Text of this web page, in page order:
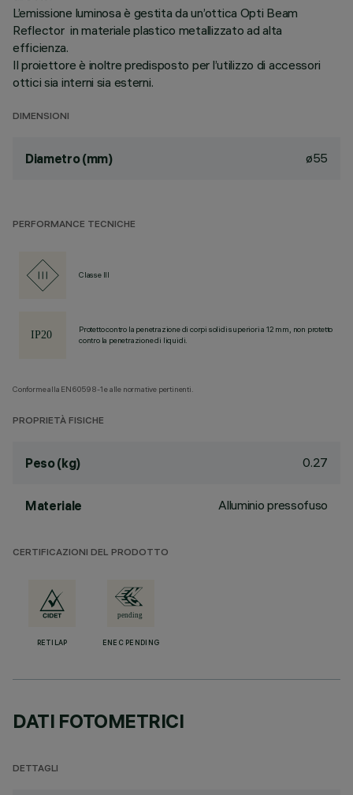
L’emissione luminosa è gestita da un’ottica Opti Beam
Reflector in materiale plastico metallizzato ad alta
efficienza.
Il proiettore è inoltre predisposto per l’utilizzo di accessori
ottici sia interni sia esterni.
DIMENSIONI
Diametro (mm) ø55
PERFORMANCE TECNICHE
Classe III
Protetto contro la penetrazione di corpi solidi superiori a 12 mm, non protetto
contro la penetrazione di liquidi.
Conforme alla EN60598-1 e alle normative pertinenti.
PROPRIETÀ FISICHE
Peso (kg) 0.27
Materiale Alluminio pressofuso
CERTIFICAZIONI DEL PRODOTTO
RETILAP ENEC PENDING
DATI FOTOMETRICI
DETTAGLI